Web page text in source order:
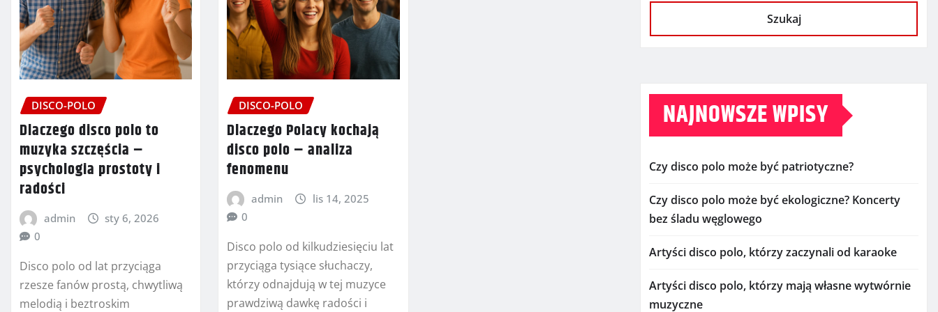
DISCO-POLO
Dlaczego disco polo to
muzyka szczęścia –
psychologia prostoty i
radości
admin
sty 6, 2026
0
Disco polo od lat przyciąga
rzesze fanów prostą, chwytliwą
melodią i beztroskim
DISCO-POLO
Dlaczego Polacy kochają
disco polo – analiza
fenomenu
admin
lis 14, 2025
0
Disco polo od kilkudziesięciu lat
przyciąga tysiące słuchaczy,
którzy odnajdują w tej muzyce
prawdziwą dawkę radości i
Szukaj
NAJNOWSZE WPISY
Czy disco polo może być patriotyczne?
Czy disco polo może być ekologiczne? Koncerty
bez śladu węglowego
Artyści disco polo, którzy zaczynali od karaoke
Artyści disco polo, którzy mają własne wytwórnie
muzyczne